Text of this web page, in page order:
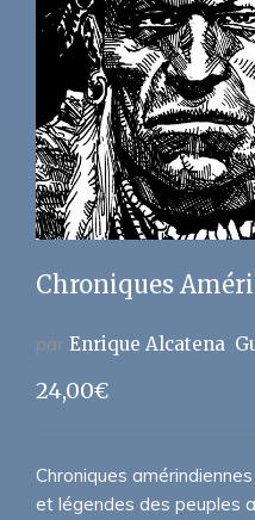
Chroniques
par Enrique Alcatena
24,00€
Chroniques
et légendes des peuples